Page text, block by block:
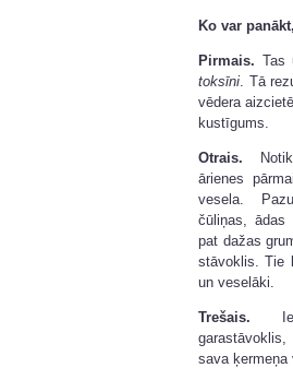
Ko var
Pirmais. Tas
toksīni . Tā
vēdera
kustīgums.
Otrais.
ārienes
vesela.
čūliņas, ādas
pat dažas
stāvoklis. Tie
un veselāki.
Trešais.
sava ķermeņa